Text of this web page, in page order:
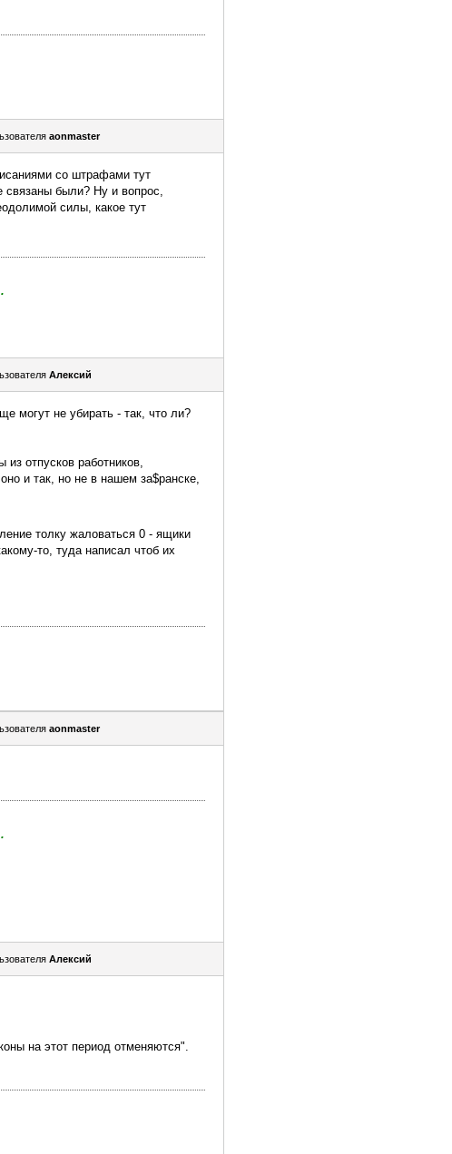
aonmaster
со штрафами тут
связаны были? Ну и вопрос,
силы, какое тут
Алексий
могут не убирать - так, что ли?
отпусков работников,
и так, но не в нашем за$ранске,
толку жаловаться 0 - ящики
то, туда написал чтоб их
aonmaster
Алексий
на этот период отменяются".